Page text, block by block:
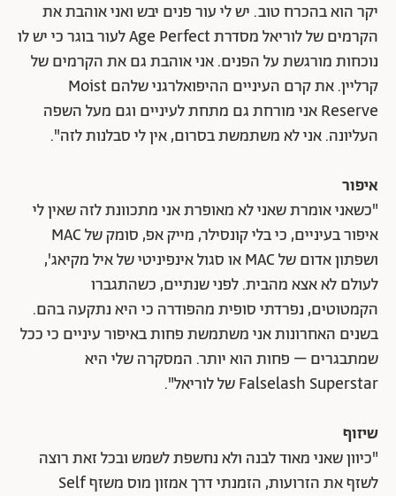
יקר הוא בהכרח טוב. יש לי עור פנים יבש ואני אוהבת את
הקרמים של לוריאל מסדרת Age Perfect לעור בוגר כי יש לו
נוכחות מורגשת על הפנים. אני אוהבת גם את הקרמים של
קרליין. את קרם העיניים ההיפואלרגני שלהם Moist
Reserve אני מורחת גם מתחת לעיניים וגם מעל השפה
העליונה. אני לא משתמשת בסרום, אין לי סבלנות לזה".
איפור
"כשאני אומרת שאני לא מאופרת אני מתכוונת לזה שאין לי
איפור בעיניים, כי בלי קונסילר, מייק אפ, סומק של MAC
ושפתון אדום של MAC או סגול אינפיניטי של איל מקיאג',
לעולם לא אצא מהבית. לפני שנתיים, כשהתגברו
הקמטוטים, נפרדתי סופית מהפודרה כי היא נתקעה בהם.
בשנים האחרונות אני משתמשת פחות באיפור עיניים כי ככל
שמתבגרים – פחות הוא יותר. המסקרה שלי היא
Falselash Superstar של לוריאל".
שיזוף
"כיוון שאני מאוד לבנה ולא נחשפת לשמש ובכל זאת רוצה
לשזף את הזרועות, הזמנתי דרך אמזון מוס משזף Self